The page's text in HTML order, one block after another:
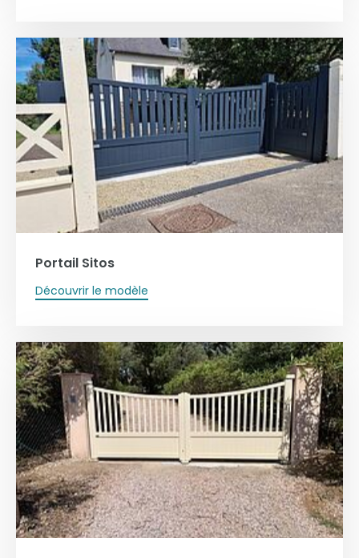
Portail Sitos
Découvrir le modèle